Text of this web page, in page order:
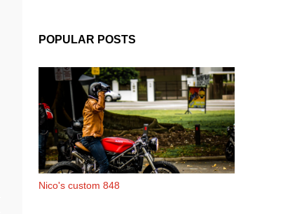
POPULAR POSTS
Nico's custom 848